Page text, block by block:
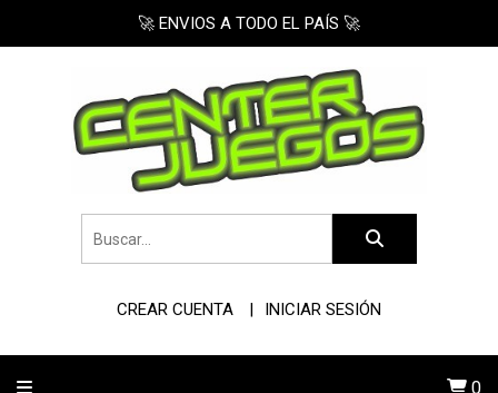
🚀 ENVIOS A TODO EL PAÍS 🚀
CREAR CUENTA INICIAR SESIÓN
0